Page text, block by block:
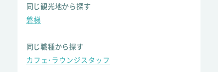
同じ観光地から探す
磐梯
同じ職種から探す
カフェ･ラウンジスタッフ